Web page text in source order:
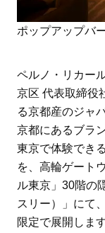
ポップアップバ
ペルノ・リカー
京区 代表取締役
る京都産のジャ
京都にあるブラ
東京で体験でき
を、高輪ゲート
ル東京」30階の
スリー）」にて
限定で展開します